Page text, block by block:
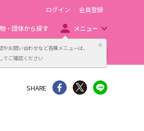
やお問い合わせなど各種メニューは、
てご確認ください
閉じる
ログイン 会員登録
・団体から探す メニュー
主催者向け販売サービス
SHARE シェア Twitter